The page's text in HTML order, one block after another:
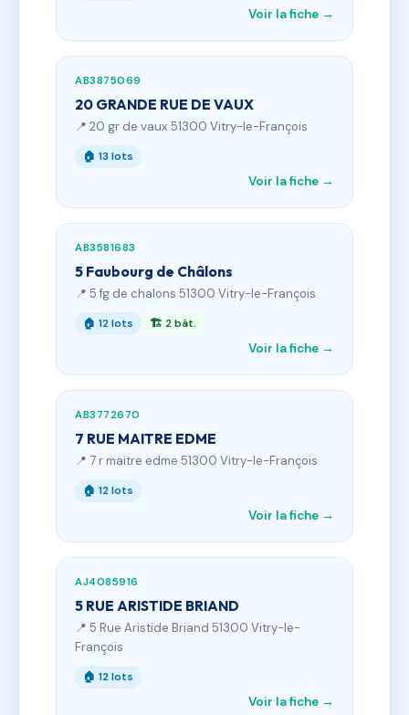
Voir la fiche →
AB3875069
20 GRANDE RUE DE VAUX
📍 20 gr de vaux 51300 Vitry-le-François
🏠 13 lots
Voir la fiche →
AB3581683
5 Faubourg de Châlons
📍 5 fg de chalons 51300 Vitry-le-François
🏠 12 lots 🏗 2 bât.
Voir la fiche →
AB3772670
7 RUE MAITRE EDME
📍 7 r maitre edme 51300 Vitry-le-François
🏠 12 lots
Voir la fiche →
AJ4085916
5 RUE ARISTIDE BRIAND
📍 5 Rue Aristide Briand 51300 Vitry-le-
François
🏠 12 lots
Voir la fiche →